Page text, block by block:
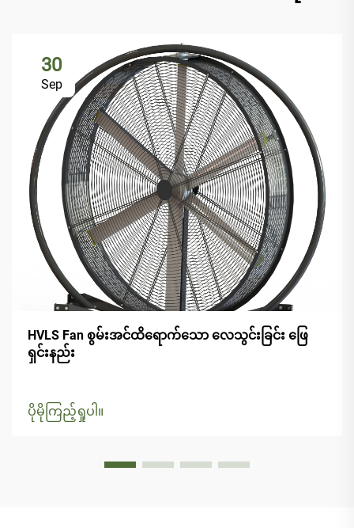
30
Sep
HVLS Fan စွမ်းအင်ထိရောက်သော လေသွင်းခြင်း ဖြေ
ရှင်းနည်း
ပိုမိုကြည့်ရှုပါ။